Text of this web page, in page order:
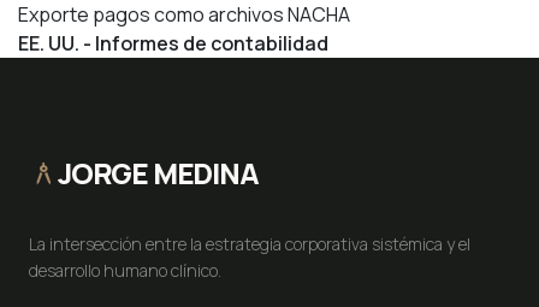
Exporte pagos como archivos NACHA
EE. UU. - Informes de contabilidad
architecture JORGE MEDINA
La intersección entre la estrategia corporativa sistémica y el
desarrollo humano clínico.